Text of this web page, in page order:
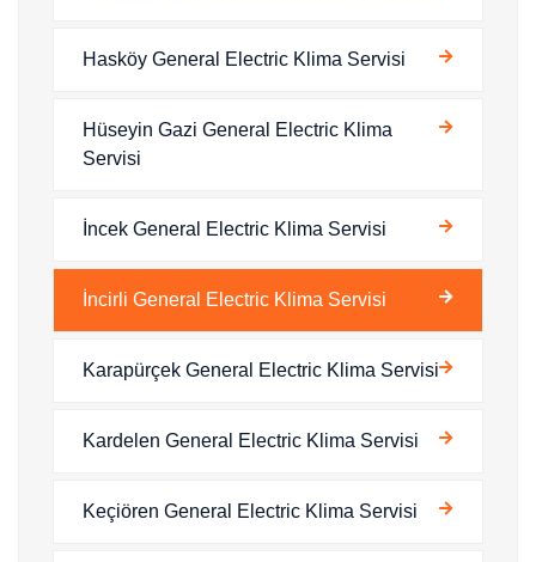
Hasköy General Electric Klima Servisi
Hüseyin Gazi General Electric Klima
Servisi
İncek General Electric Klima Servisi
İncirli General Electric Klima Servisi
Karapürçek General Electric Klima Servisi
Kardelen General Electric Klima Servisi
Keçiören General Electric Klima Servisi